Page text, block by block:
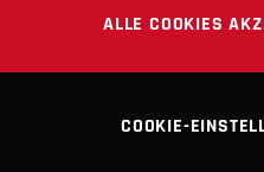
ALLE COOKIES
COOKIE-